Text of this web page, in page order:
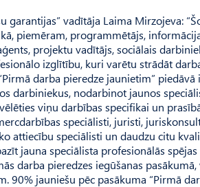
garantijas” vadītāja Laima Mirzojeva:
piemēram, programmētājs,
projektu vadītājs, sociālais
izglītību, kuri varētu strādāt
darba pieredze jaunietim”
darbiniekus, nodarbinot jaunos
viņu darbības specifikai un
speciālisti, juristi,
attiecību speciālisti un daudzu citu
jauna speciālista profesionālās
darba pieredzes iegūšanas
90% jauniešu pēc pasākuma “Pirmā